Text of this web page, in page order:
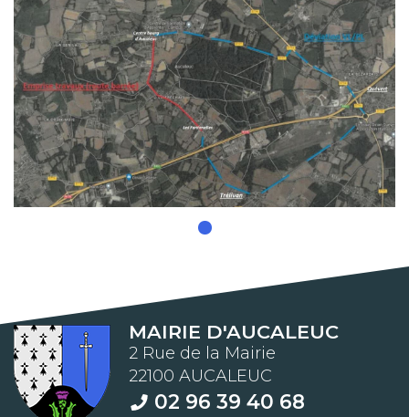
MAIRIE D'AUCALEUC
2 Rue de la Mairie
22100 AUCALEUC
02 96 39 40 68